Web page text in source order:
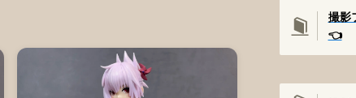
撮影
👈️